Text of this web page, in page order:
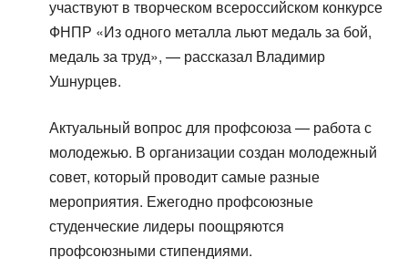
участвуют в творческом всероссийском конкурсе
ФНПР «Из одного металла льют медаль за бой,
медаль за труд», — рассказал Владимир
Ушнурцев.
Актуальный вопрос для профсоюза — работа с
молодежью. В организации создан молодежный
совет, который проводит самые разные
мероприятия. Ежегодно профсоюзные
студенческие лидеры поощряются
профсоюзными стипендиями.